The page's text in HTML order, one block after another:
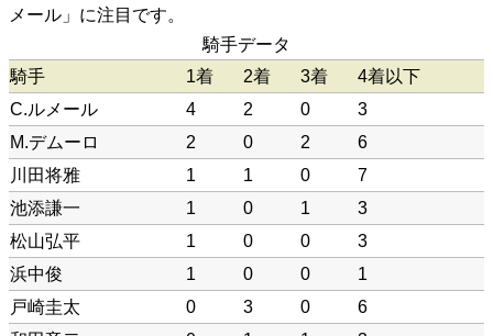
メール」に注目です。
騎手データ
騎手
1着 2着 3着
4着以下
C.ルメール
4 2 0
3
M.デムーロ
2 0 2
6
川田将雅
1 1 0
7
池添謙一
1 0 1
3
松山弘平
1 0 0
3
浜中俊
1 0 0
1
戸崎圭太
0 3 0
6